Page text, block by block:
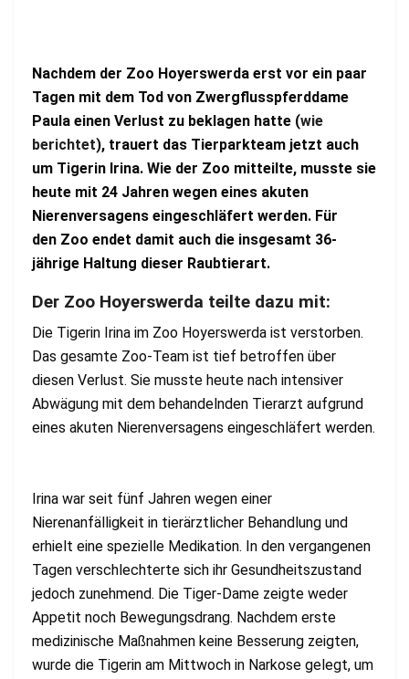
Nachdem der Zoo Hoyerswerda erst vor ein paar
Tagen mit dem Tod von Zwergflusspferddame
Paula einen Verlust zu beklagen hatte (wie
berichtet), trauert das Tierparkteam jetzt auch
um Tigerin Irina. Wie der Zoo mitteilte, musste sie
heute mit 24 Jahren wegen eines akuten
Nierenversagens eingeschläfert werden. Für
den Zoo endet damit auch die insgesamt 36-
jährige Haltung dieser Raubtierart.
Der Zoo Hoyerswerda teilte dazu mit:
Die Tigerin Irina im Zoo Hoyerswerda ist verstorben.
Das gesamte Zoo-Team ist tief betroffen über
diesen Verlust. Sie musste heute nach intensiver
Abwägung mit dem behandelnden Tierarzt aufgrund
eines akuten Nierenversagens eingeschläfert werden.
Irina war seit fünf Jahren wegen einer
Nierenanfälligkeit in tierärztlicher Behandlung und
erhielt eine spezielle Medikation. In den vergangenen
Tagen verschlechterte sich ihr Gesundheitszustand
jedoch zunehmend. Die Tiger-Dame zeigte weder
Appetit noch Bewegungsdrang. Nachdem erste
medizinische Maßnahmen keine Besserung zeigten,
wurde die Tigerin am Mittwoch in Narkose gelegt, um